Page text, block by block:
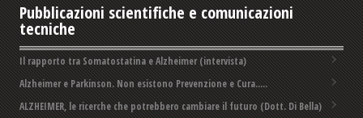
Pubblicazioni scientifiche e comunicazioni
tecniche
Il rapporto tra Somatostatina e Alzheimer (intervista)
Alzheimer e Parkinson. Non esistono Prevenzione e Cura.....
ALZHEIMER, le ricerche che potrebbero cambiare il futuro (Dott. Di Bella)